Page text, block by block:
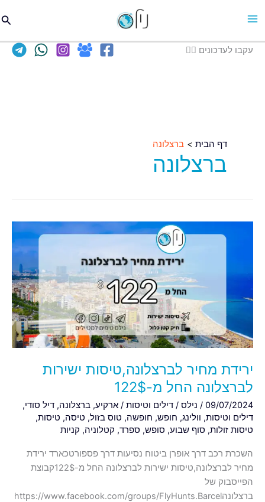
עקבו לעדכונים 👈🏽
דף הבית ברצלונה
ברצלונה
ירידת מחיר לברצלונה,טיסות ישירות
לברצלונה החל מ-122$
09/07/2024
/נילס/דילים וטיסות/ארקיע,ברצלונה,דיל סודי,
דילים וטיסות,וולינג,חופש,חופשה,טוס בזול,טיסה,טיסות,
טיסות זולות,סוף שבוע,סופש,ספרד,קטלוניה,קניות
השכרת רכב דרך אופרן ביטוח נסיעות דרך פספורטכארד ירידת
מחיר לברצלונה,טיסות ישירות לברצלונה החל מ-122$קבוצת
הפייסבוק של
ברצלונהhttps://www.facebook.com/groups/FlyHunts.Barcel
החל